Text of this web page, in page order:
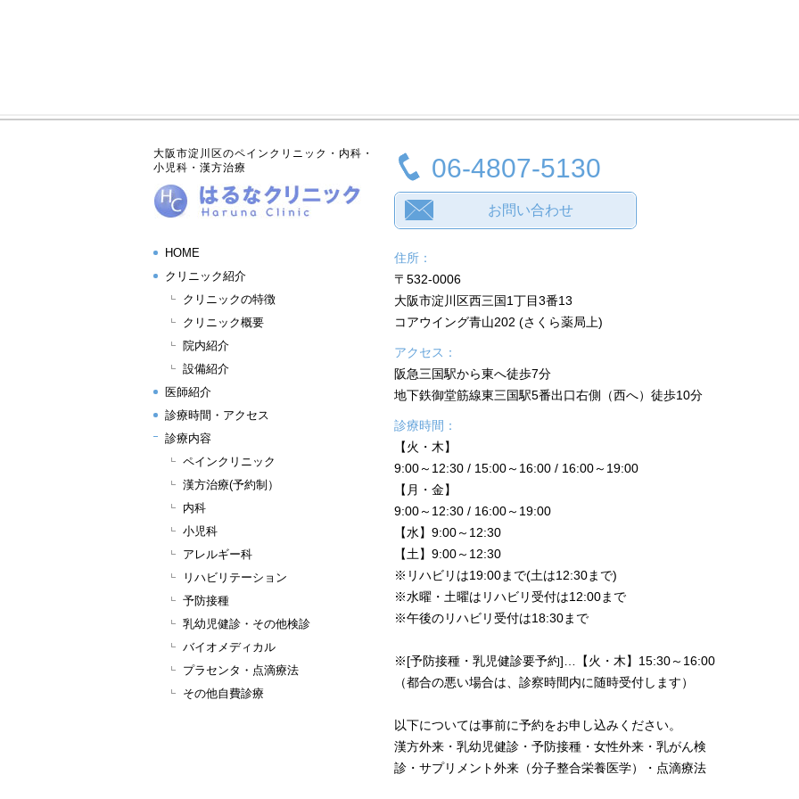
大阪市淀川区のペインクリニック・内科・
小児科・漢方治療
HOME
クリニック紹介
クリニックの特徴
クリニック概要
院内紹介
設備紹介
医師紹介
診療時間・アクセス
診療内容
ペインクリニック
漢方治療(予約制）
内科
小児科
アレルギー科
リハビリテーション
予防接種
乳幼児健診・その他検診
バイオメディカル
プラセンタ・点滴療法
その他自費診療
06-4807-5130
お問い合わせ
住所：
〒532-0006
大阪市淀川区西三国1丁目3番13
コアウイング青山202 (さくら薬局上)
アクセス：
阪急三国駅から東へ徒歩7分
地下鉄御堂筋線東三国駅5番出口右側（西へ）徒歩10分
診療時間：
【火・木】
9:00～12:30 / 15:00～16:00 / 16:00～19:00
【月・金】
9:00～12:30 / 16:00～19:00
【水】9:00～12:30
【土】9:00～12:30
※リハビリは19:00まで(土は12:30まで)
※水曜・土曜はリハビリ受付は12:00まで
※午後のリハビリ受付は18:30まで
※[予防接種・乳児健診要予約]…【火・木】15:30～16:00
（都合の悪い場合は、診察時間内に随時受付します）
以下については事前に予約をお申し込みください。
漢方外来・乳幼児健診・予防接種・女性外来・乳がん検
診・サプリメント外来（分子整合栄養医学）・点滴療法